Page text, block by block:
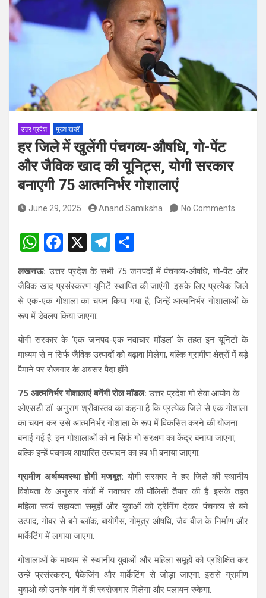
पदों पर होगा चयन
विश्व संस्कृत दिवस से पूर्व, उत्तराखण्ड ने वैश्विक स्तर पर संस्कृत के प्रसार
उत्तर प्रदेश मुख्य खबरें
हर जिले में खुलेंगी पंचगव्य-औषधि, गो-पेंट
और जैविक खाद की यूनिट्स, योगी सरकार
बनाएगी 75 आत्मनिर्भर गोशालाएं
June 29, 2025 Anand Samiksha No Comments
W
at
s
A
p
p
F
ce
b
o
o
k
X
T
el
e
gr
m
ar
e
लखनऊ: उत्तर प्रदेश के सभी 75 जनपदों में पंचगव्य-औषधि, गो-पेंट और
जैविक खाद प्रसंस्करण यूनिटें स्थापित की जाएंगी. इसके लिए प्रत्येक जिले
से एक-एक गोशाला का चयन किया गया है, जिन्हें आत्मनिर्भर गोशालाओं के
रूप में डेवलप किया जाएगा.
योगी सरकार के ‘एक जनपद-एक नवाचार मॉडल’ के तहत इन यूनिटों के
माध्यम से न सिर्फ जैविक उत्पादों को बढ़ावा मिलेगा, बल्कि ग्रामीण क्षेत्रों में बड़े
पैमाने पर रोजगार के अवसर पैदा होंगे.
75 आत्मनिर्भर गोशालाएं बनेंगी रोल मॉडल:उत्तर प्रदेश गो सेवा आयोग के
ओएसडी डॉ. अनुराग श्रीवास्तव का कहना है कि प्रत्येक जिले से एक गोशाला
का चयन कर उसे आत्मनिर्भर गोशाला के रूप में विकसित करने की योजना
बनाई गई है. इन गोशालाओं को न सिर्फ गो संरक्षण का केंद्र बनाया जाएगा,
बल्कि इन्हें पंचगव्य आधारित उत्पादन का हब भी बनाया जाएगा.
ग्रामीण अर्थव्यवस्था होगी मजबूत:योगी सरकार ने हर जिले की स्थानीय
विशेषता के अनुसार गांवों में नवाचार की पॉलिसी तैयार की है. इसके तहत
महिला स्वयं सहायता समूहों और युवाओं को ट्रेनिंग देकर पंचगव्य से बने
उत्पाद, गोबर से बने ब्लॉक, बायोगैस, गोमूत्र औषधि, जैव बीज के निर्माण और
मार्केटिंग में लगाया जाएगा.
गोशालाओं के माध्यम से स्थानीय युवाओं और महिला समूहों को प्रशिक्षित कर
उन्हें प्रसंस्करण, पैकेजिंग और मार्केटिंग से जोड़ा जाएगा. इससे ग्रामीण
युवाओं को उनके गांव में ही स्वरोजगार मिलेगा और पलायन रुकेगा.